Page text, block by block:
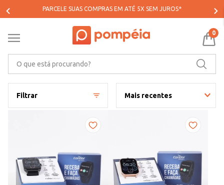
PARCELE SUAS COMPRAS EM ATÉ 5X SEM JUROS*
0
Filtrar Mais recentes